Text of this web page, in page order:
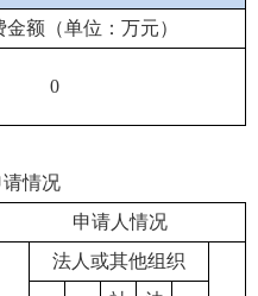
额（单位：万元）
0
情况
申请人情况
法人或其他组织